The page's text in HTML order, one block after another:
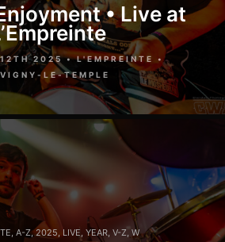
• Live at
2025 • L'EMPREINTE •
LE-TEMPLE
, A-Z,2025, LIVE, YEAR, V-Z, W